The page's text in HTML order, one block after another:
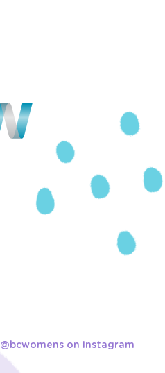
@bcwomens on Instagram